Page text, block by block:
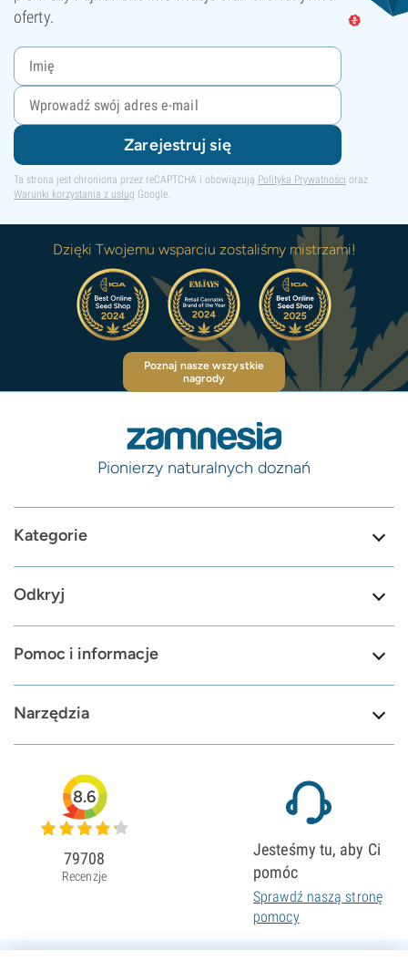
oferty.
Zarejestruj się
Ta strona jest chroniona przez reCAPTCHA i obowiązują Polityka Prywatności oraz
Warunki korzystania z usług Google.
Dzięki Twojemu wsparciu zostaliśmy mistrzami!
Poznaj nasze wszystkie
nagrody
Pionierzy naturalnych doznań
Kategorie
Odkryj
Pomoc i informacje
Narzędzia
8.6
79708
Recenzje
Jesteśmy tu, aby Ci
pomóc
Sprawdź naszą stronę
pomocy